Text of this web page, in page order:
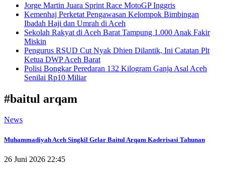
Jorge Martin Juara Sprint Race MotoGP Inggris
Kemenhaj Perketat Pengawasan Kelompok Bimbingan
Ibadah Haji dan Umrah di Aceh
Sekolah Rakyat di Aceh Barat Tampung 1.000 Anak Fakir
Miskin
Pengurus RSUD Cut Nyak Dhien Dilantik, Ini Catatan Plt
Ketua DWP Aceh Barat
Polisi Bongkar Peredaran 132 Kilogram Ganja Asal Aceh
Senilai Rp10 Miliar
#baitul arqam
News
Muhammadiyah Aceh Singkil Gelar Baitul Arqam Kaderisasi Tahunan
26 Juni 2026 22:45